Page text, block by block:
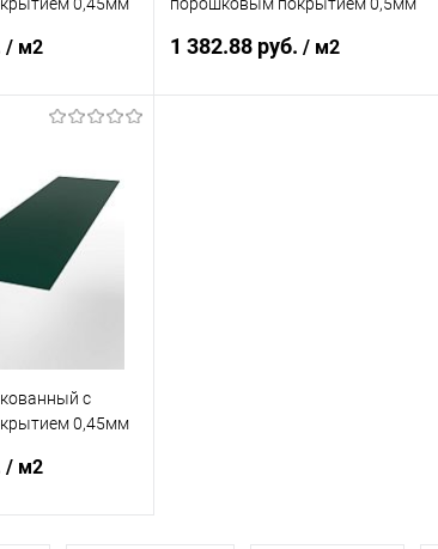
0,45мм
/ м2
Сравнение
Под заказ
порошковым покрытием 0,5мм
1 382.88 руб. / м2
с
0,45мм
/ м2